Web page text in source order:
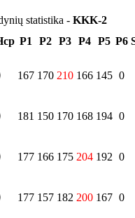
statistika - KKK-2
P1 P2 P3 P4 P5 P6
167 170 210 166 145 0
181 150 170 168 194 0
177 166 175 204 192 0
177 157 182 200 167 0